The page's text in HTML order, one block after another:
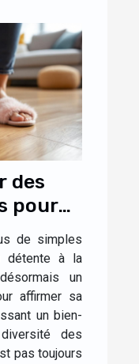
des
pour
à la
de simples
détente à la
un
affirmer sa
un bien-
des
pas toujours